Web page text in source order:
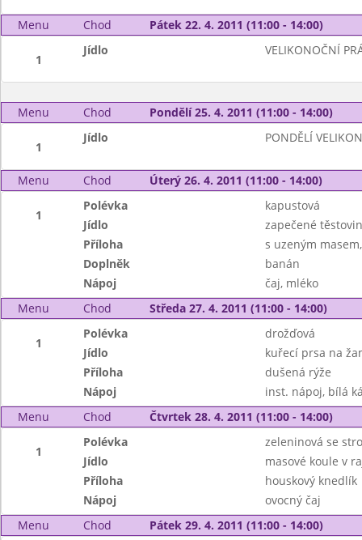
Menu Chod Pátek 22. 4. 2011 (11:00 - 14:00)
1
Jídlo VELIKONOČNÍ
Menu Chod Pondělí 25. 4. 2011 (11:00 - 14:00)
1
Jídlo PONDĚLÍ
Menu Chod Úterý 26. 4. 2011 (11:00 - 14:00)
1
Polévka
kapustová
Jídlo
zapečené
Příloha
s uzeným
Doplněk
banán
Nápoj
čaj, mléko
Menu
Chod Středa 27. 4. 2011 (11:00 - 14:00)
1
Polévka
drožďová
Jídlo
kuřecí prsa na
Příloha
dušená rýže
Nápoj
inst. nápoj, bílá
Menu
Chod Čtvrtek 28. 4. 2011 (11:00 - 14:00)
1
Polévka
zeleninová se
Jídlo
masové koule v
Příloha
houskový knedlík
Nápoj
ovocný čaj
Menu
Chod Pátek 29. 4. 2011 (11:00 - 14:00)